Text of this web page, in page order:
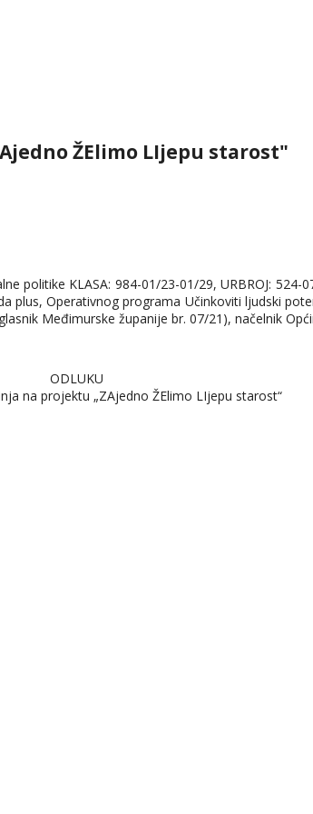
ŽElimo LIjepu starost"
KLASA: 984-01/23-01/29, URBROJ:
Operativnog programa Učinkoviti ljudski
Međimurske županije br. 07/21), načelnik
ODLUKU
na projektu „ZAjedno ŽElimo LIjepu starost“